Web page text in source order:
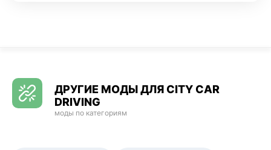
ДРУГИЕ МОДЫ ДЛЯ CITY CAR
DRIVING
моды по категориям